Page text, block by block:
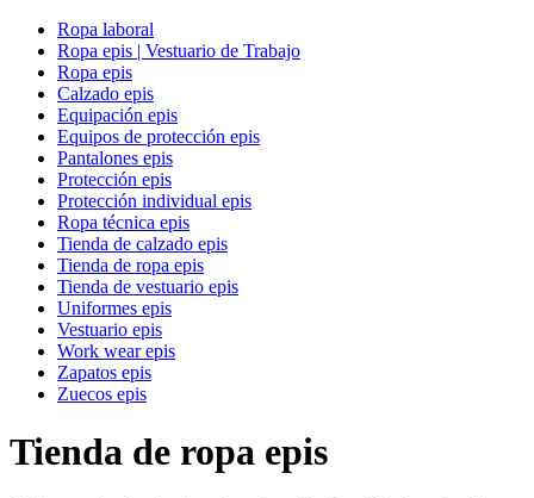
Ropa laboral
Ropa epis | Vestuario de Trabajo
Ropa epis
Calzado epis
Equipación epis
Equipos de protección epis
Pantalones epis
Protección epis
Protección individual epis
Ropa técnica epis
Tienda de calzado epis
Tienda de ropa epis
Tienda de vestuario epis
Uniformes epis
Vestuario epis
Work wear epis
Zapatos epis
Zuecos epis
Tienda de ropa epis